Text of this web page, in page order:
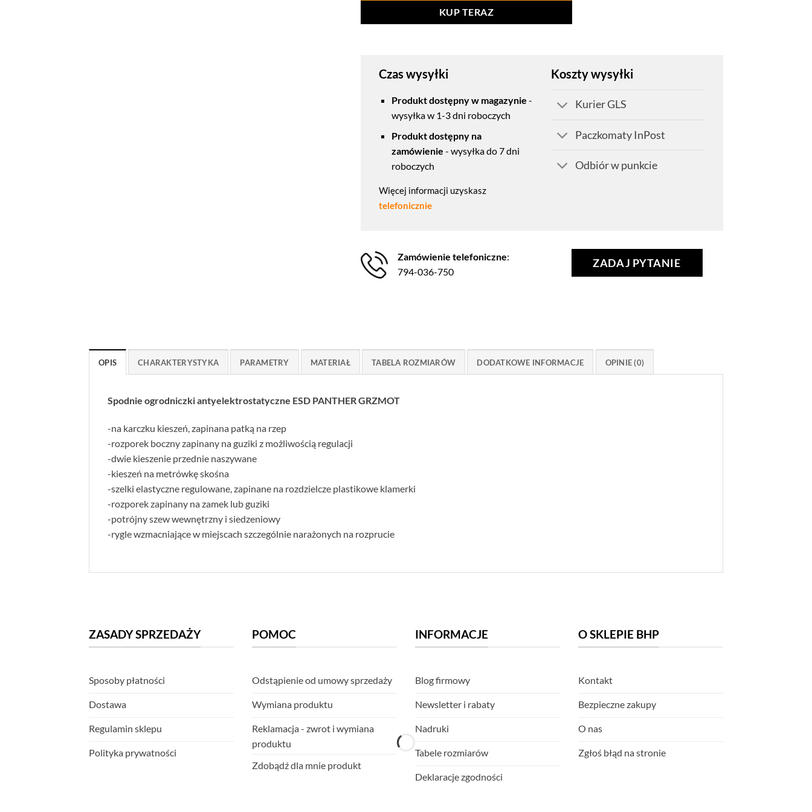
KUP TERAZ
Czas wysyłki
Produkt dostępny w magazynie -
wysyłka w 1-3 dni roboczych
Produkt dostępny na
zamówienie - wysyłka do 7 dni
roboczych
Więcej informacji uzyskasz
telefonicznie
Koszty wysyłki
Kurier GLS
Paczkomaty InPost
Odbiór w punkcie
Zamówienie telefoniczne:
794-036-750
ZADAJ PYTANIE
OPIS CHARAKTERYSTYKA PARAMETRY MATERIAŁ TABELA ROZMIARÓW DODATKOWE INFORMACJE OPINIE (0)
Spodnie ogrodniczki antyelektrostatyczne ESD PANTHER GRZMOT
-na karczku kieszeń, zapinana patką na rzep
-rozporek boczny zapinany na guziki z możliwością regulacji
-dwie kieszenie przednie naszywane
-kieszeń na metrówkę skośna
-szelki elastyczne regulowane, zapinane na rozdzielcze plastikowe klamerki
-rozporek zapinany na zamek lub guziki
-potrójny szew wewnętrzny i siedzeniowy
-rygle wzmacniające w miejscach szczególnie narażonych na rozprucie
ZASADY SPRZEDAŻY
Sposoby płatności
Dostawa
Regulamin sklepu
Polityka prywatności
POMOC
Odstąpienie od umowy sprzedaży
Wymiana produktu
Reklamacja - zwrot i wymiana
produktu
Zdobądź dla mnie produkt
INFORMACJE
Blog firmowy
Newsletter i rabaty
Nadruki
Tabele rozmiarów
Deklaracje zgodności
O SKLEPIE BHP
Kontakt
Bezpieczne zakupy
O nas
Zgłoś błąd na stronie